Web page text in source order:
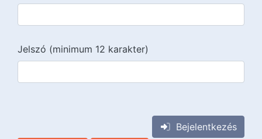
Jelszó (minimum 12 karakter)
Bejelentkezés